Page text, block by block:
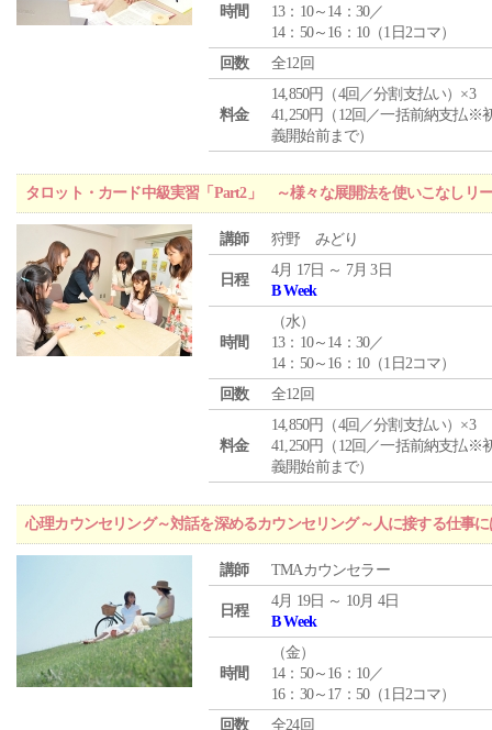
時間
13：10～14：30／
14：50～16：10（1日2コマ）
回数
全12回
料金
14,850円（4回／分割支払い）×3
41,250円（12回／一括前納支払※
義開始前まで）
タロット・カード中級実習「Part2」 ～様々な展開法を使いこなしリ
講師 狩野 みどり
日程
4月 17日 ～ 7月 3日
B Week
時間
（水）
13：10～14：30／
14：50～16：10（1日2コマ）
回数
全12回
料金
14,850円（4回／分割支払い）×3
41,250円（12回／一括前納支払※
義開始前まで）
心理カウンセリング～対話を深めるカウンセリング～人に接する仕事
講師 TMAカウンセラー
日程
4月 19日 ～ 10月 4日
B Week
時間
（金）
14：50～16：10／
16：30～17：50（1日2コマ）
回数
全24回